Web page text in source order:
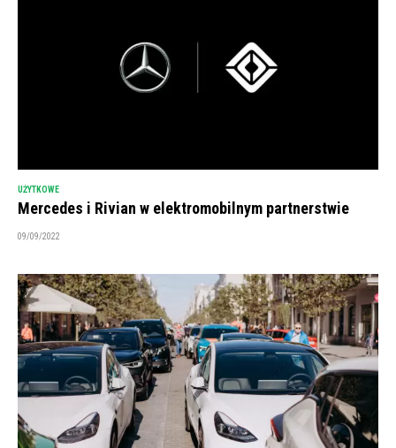
UŻYTKOWE
Mercedes i Rivian w elektromobilnym partnerstwie
09/09/2022